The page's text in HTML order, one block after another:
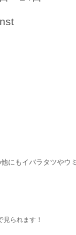
にもイバラタツやウ
られます！